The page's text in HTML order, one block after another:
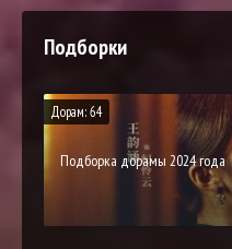
Подборки
Дорам: 64
Подборка дорамы 2024 года